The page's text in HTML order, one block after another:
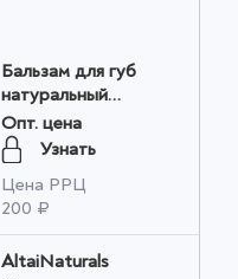
Бальзам для губ
натуральный
"ОБЛЕПИХА"
(УВЛАЖНЕНИЕ),
4,5мл оптом
Опт. цена
Узнать
Цена РРЦ
200 ₽
AltaiNaturals